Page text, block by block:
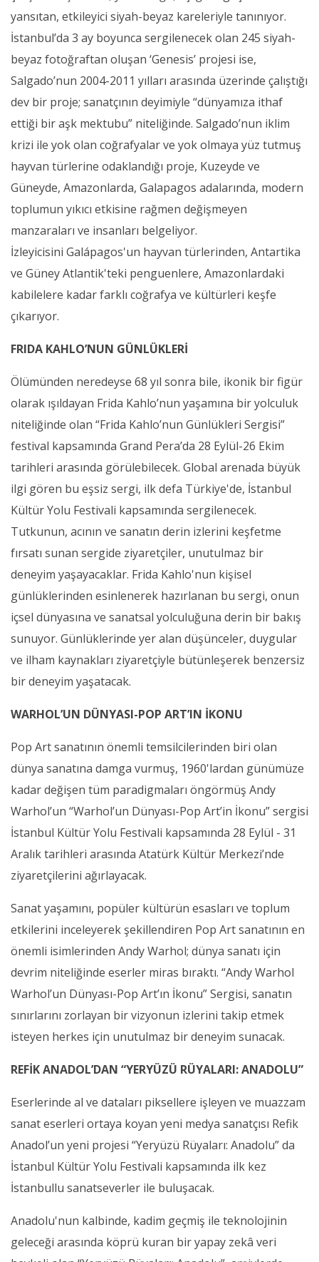
yansıtan, etkileyici siyah-beyaz kareleriyle tanınıyor.
İstanbul’da 3 ay boyunca sergilenecek olan 245 siyah-
beyaz fotoğraftan oluşan ‘Genesis’ projesi ise,
Salgado’nun 2004-2011 yılları arasında üzerinde çalıştığı
dev bir proje; sanatçının deyimiyle “dünyamıza ithaf
ettiği bir aşk mektubu” niteliğinde. Salgado’nun iklim
krizi ile yok olan coğrafyalar ve yok olmaya yüz tutmuş
hayvan türlerine odaklandığı proje, Kuzeyde ve
Güneyde, Amazonlarda, Galapagos adalarında, modern
toplumun yıkıcı etkisine rağmen değişmeyen
manzaraları ve insanları belgeliyor.
İzleyicisini Galápagos'un hayvan türlerinden, Antartika
ve Güney Atlantik'teki penguenlere, Amazonlardaki
kabilelere kadar farklı coğrafya ve kültürleri keşfe
çıkarıyor.
FRIDA KAHLO’NUN GÜNLÜKLERİ
Ölümünden neredeyse 68 yıl sonra bile, ikonik bir figür
olarak ışıldayan Frida Kahlo’nun yaşamına bir yolculuk
niteliğinde olan “Frida Kahlo’nun Günlükleri Sergisi”
festival kapsamında Grand Pera’da 28 Eylül-26 Ekim
tarihleri arasında görülebilecek. Global arenada büyük
ilgi gören bu eşsiz sergi, ilk defa Türkiye'de, İstanbul
Kültür Yolu Festivali kapsamında sergilenecek.
Tutkunun, acının ve sanatın derin izlerini keşfetme
fırsatı sunan sergide ziyaretçiler, unutulmaz bir
deneyim yaşayacaklar. Frida Kahlo'nun kişisel
günlüklerinden esinlenerek hazırlanan bu sergi, onun
içsel dünyasına ve sanatsal yolculuğuna derin bir bakış
sunuyor. Günlüklerinde yer alan düşünceler, duygular
ve ilham kaynakları ziyaretçiyle bütünleşerek benzersiz
bir deneyim yaşatacak.
WARHOL’UN DÜNYASI-POP ART’IN İKONU
Pop Art sanatının önemli temsilcilerinden biri olan
dünya sanatına damga vurmuş, 1960'lardan günümüze
kadar değişen tüm paradigmaları öngörmüş Andy
Warhol’un “Warhol’un Dünyası-Pop Art’in İkonu” sergisi
İstanbul Kültür Yolu Festivali kapsamında 28 Eylül - 31
Aralık tarihleri arasında Atatürk Kültür Merkezi’nde
ziyaretçilerini ağırlayacak.
Sanat yaşamını, popüler kültürün esasları ve toplum
etkilerini inceleyerek şekillendiren Pop Art sanatının en
önemli isimlerinden Andy Warhol; dünya sanatı için
devrim niteliğinde eserler miras bıraktı. “Andy Warhol
Warhol’un Dünyası-Pop Art’ın İkonu” Sergisi, sanatın
sınırlarını zorlayan bir vizyonun izlerini takip etmek
isteyen herkes için unutulmaz bir deneyim sunacak.
REFİK ANADOL’DAN “YERYÜZÜ RÜYALARI: ANADOLU”
Eserlerinde al ve dataları piksellere işleyen ve muazzam
sanat eserleri ortaya koyan yeni medya sanatçısı Refik
Anadol’un yeni projesi “Yeryüzü Rüyaları: Anadolu” da
İstanbul Kültür Yolu Festivali kapsamında ilk kez
İstanbullu sanatseverler ile buluşacak.
Anadolu'nun kalbinde, kadim geçmiş ile teknolojinin
geleceği arasında köprü kuran bir yapay zekâ veri